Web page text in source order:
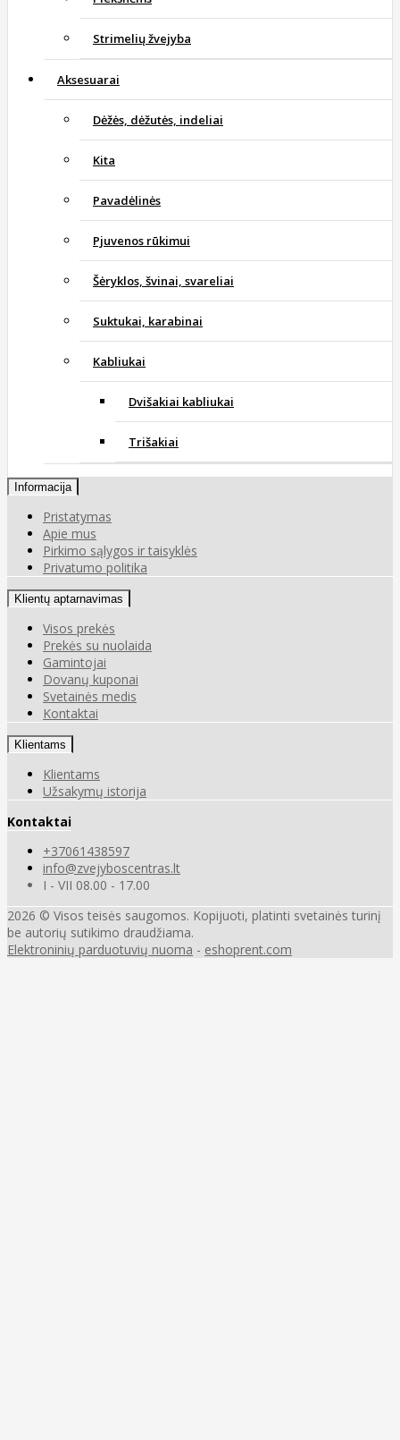
Strimelių žvejyba
Aksesuarai
Dėžės, dėžutės, indeliai
Kita
Pavadėlinės
Pjuvenos rūkimui
Šėryklos, švinai, svareliai
Suktukai, karabinai
Kabliukai
Dvišakiai kabliukai
Trišakiai
Informacija
Pristatymas
Apie mus
Pirkimo sąlygos ir taisyklės
Privatumo politika
Klientų aptarnavimas
Visos prekės
Prekės su nuolaida
Gamintojai
Dovanų kuponai
Svetainės medis
Kontaktai
Klientams
Klientams
Užsakymų istorija
Kontaktai
+37061438597
info@zvejyboscentras.lt
I - VII 08.00 - 17.00
2026 © Visos teisės saugomos. Kopijuoti, platinti svetainės turinį
be autorių sutikimo draudžiama.
Elektroninių parduotuvių nuoma - eshoprent.com